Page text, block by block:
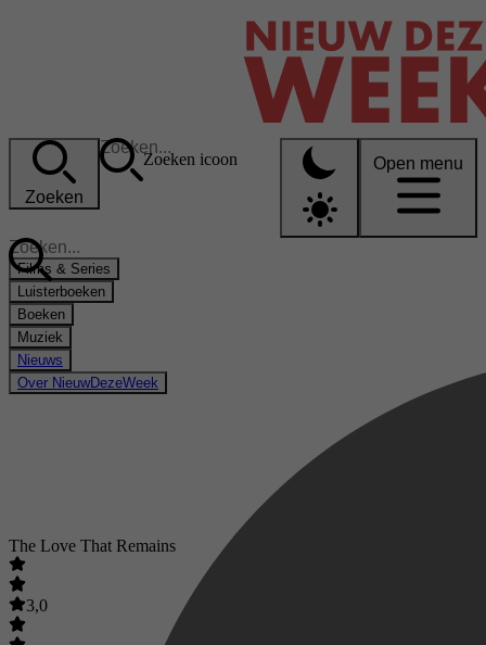
Zoeken
Zoeken icoon Open menu
Films & Series
Luisterboeken
Boeken
Muziek
Nieuws
Over NieuwDezeWeek
The Love That Remains
3,0